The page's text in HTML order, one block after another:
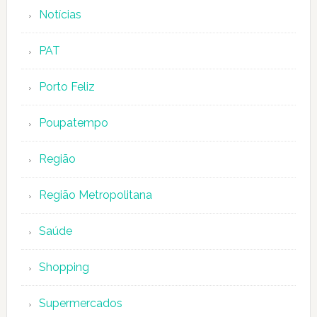
Notícias
PAT
Porto Feliz
Poupatempo
Região
Região Metropolitana
Saúde
Shopping
Supermercados